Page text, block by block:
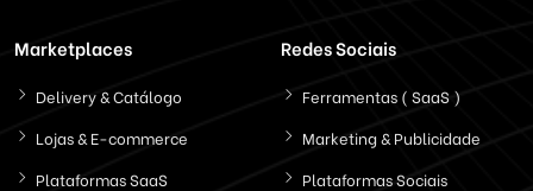
Marketplaces
Delivery & Catálogo
Lojas & E-commerce
Plataformas SaaS
Redes Sociais
Ferramentas ( SaaS )
Marketing & Publicidade
Plataformas Sociais